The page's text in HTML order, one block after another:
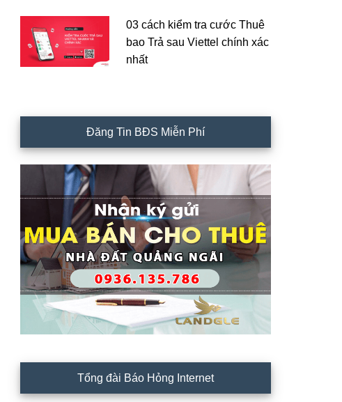
03 cách kiểm tra cước Thuê
bao Trả sau Viettel chính xác
nhất
Đăng Tin BĐS Miễn Phí
Tổng đài Báo Hỏng Internet